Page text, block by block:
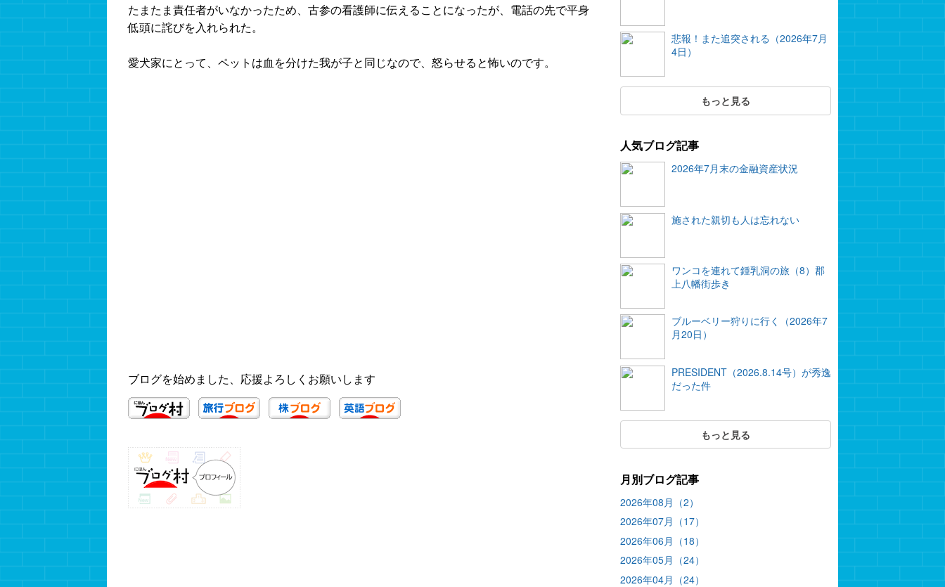
たまたま責任者がいなかったため、古参の看護師に伝えることになったが、電話の先で平身
低頭に詫びを入れられた。
愛犬家にとって、ペットは血を分けた我が子と同じなので、怒らせると怖いのです。
ブログを始めました、応援よろしくお願いします
悲報！また追突される（2026年7月
4日）
もっと見る
人気ブログ記事
2026年7月末の金融資産状況
施された親切も人は忘れない
ワンコを連れて鍾乳洞の旅（8）郡
上八幡街歩き
ブルーベリー狩りに行く（2026年7
月20日）
PRESIDENT（2026.8.14号）が秀逸
だった件
もっと見る
月別ブログ記事
2026年08月（2）
2026年07月（17）
2026年06月（18）
2026年05月（24）
2026年04月（24）